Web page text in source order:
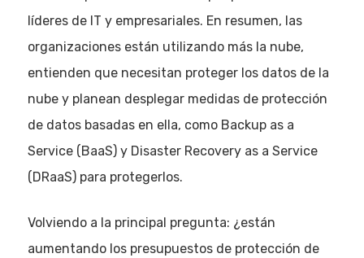
líderes de IT y empresariales. En resumen, las
organizaciones están utilizando más la nube,
entienden que necesitan proteger los datos de la
nube y planean desplegar medidas de protección
de datos basadas en ella, como Backup as a
Service (BaaS) y Disaster Recovery as a Service
(DRaaS) para protegerlos.
Volviendo a la principal pregunta: ¿están
aumentando los presupuestos de protección de